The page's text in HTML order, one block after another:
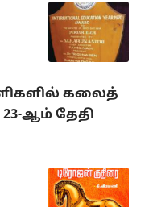
கலைத்
ஆம் தேதி